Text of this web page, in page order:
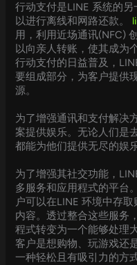
行动支付是LINE 系统的
以进行离线和网路还款。
用，利用近场通讯(NFC)
以向亲人转账，使其成为
行动支付的日益普及，
要组成部分，为客户提供
源。
为了增强通讯和支付解决
案提供娱乐。无论人们是
都能为他们提供无尽的娱
为了增强其社交功能，
多服务和应用程式的平台
户可以在LINE 环境中存
内容。透过整合这些服务
程式转变为一个能够处理
客户是想购物、玩游戏还
一种轻松且有吸引力的方